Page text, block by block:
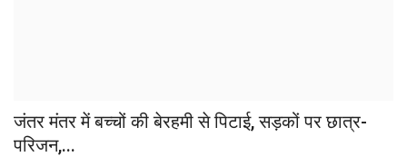
जंतर मंतर में बच्चों की बेरहमी से पिटाई, सड़कों पर छात्र-
परिजन,...